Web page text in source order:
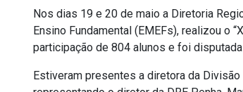
Nos dias 19 e 20 de maio a Diretoria
Ensino Fundamental (EMEFs), realizou o
participação de 804 alunos e foi
Estiveram presentes a diretora da Divisão